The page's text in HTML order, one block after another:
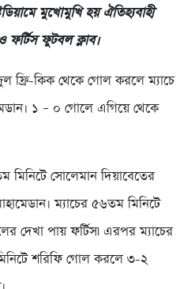
মুখোমুখি হয় ঐতিহ্যবাহী
ফর্টিস ফুটবল ক্লাব।
ফ্রি-কিক থেকে গোল করলে ম্যাচে
১ – ০ গোলে এগিয়ে থেকে
মিনিটে সোলেমান দিয়াবেতের
ম্যাচের ৫৬তম মিনিটে
দেখা পায় ফর্টিস৷ এরপর ম্যাচের
শরিফি গোল করলে ৩-২